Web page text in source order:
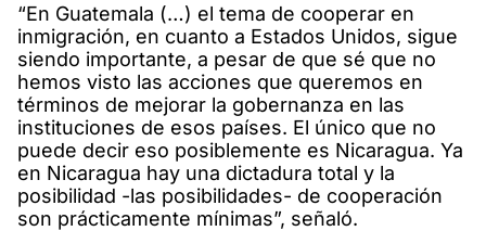
“En Guatemala (…) el tema de cooperar en
inmigración, en cuanto a Estados Unidos, sigue
siendo importante, a pesar de que sé que no
hemos visto las acciones que queremos en
términos de mejorar la gobernanza en las
instituciones de esos países. El único que no
puede decir eso posiblemente es Nicaragua. Ya
en Nicaragua hay una dictadura total y la
posibilidad -las posibilidades- de cooperación
son prácticamente mínimas”, señaló.